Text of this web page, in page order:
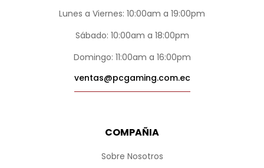
COMPAÑIA
Sobre Nosotros
Lunes a Viernes: 10:00am a 19:00pm
Sábado: 10:00am a 18:00pm
Domingo: 11:00am a 16:00pm
ventas@pcgaming.com.ec